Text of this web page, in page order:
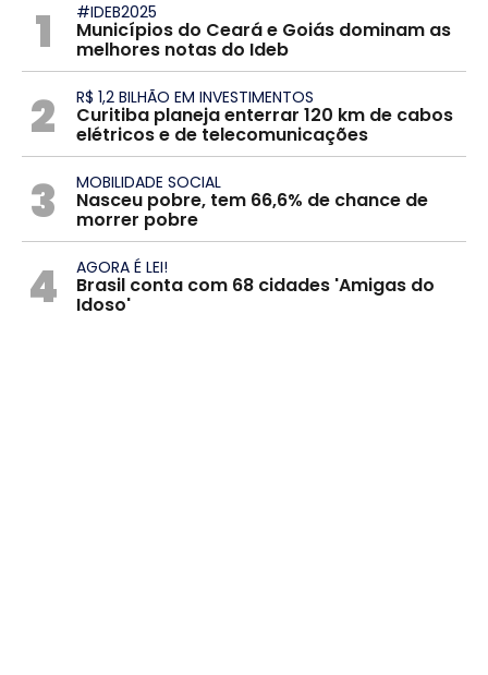
1 #IDEB2025
Municípios do Ceará e Goiás dominam as
melhores notas do Ideb
2 R$ 1,2 BILHÃO EM INVESTIMENTOS
Curitiba planeja enterrar 120 km de cabos
elétricos e de telecomunicações
3 MOBILIDADE SOCIAL
Nasceu pobre, tem 66,6% de chance de
morrer pobre
4 AGORA É LEI!
Brasil conta com 68 cidades 'Amigas do
Idoso'